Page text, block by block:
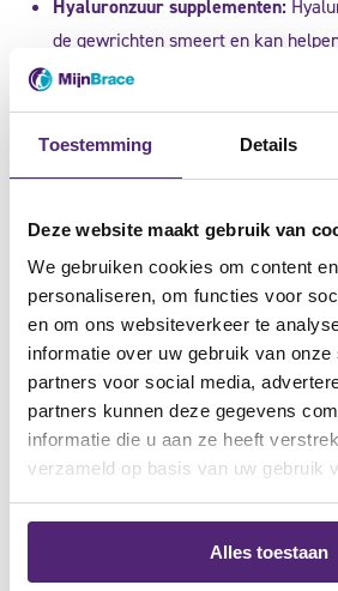
Toestemming Details
Deze website maakt gebruik van
We gebruiken cookies om content
personaliseren, om functies voor
en om ons websiteverkeer te
informatie over uw gebruik van onze
partners voor social media,
partners kunnen deze gegevens
informatie die u aan ze heeft
verzameld op basis van uw gebruik
Alles toestaan
Hyaluronzuur supplementen:
de gewrichten smeert en kan
verminderen. Hoewel hyaluronzuur
geassocieerd met
verlichting bieden bij het Carpaal
de gewrichten soepeler te maken.
om corticosteroïde-injecties toe te
te verminderen en pijn te
kunnen tijdelijke verlichting bieden
ernstige symptomen.
Het is van groot belang om vroegtijdig
omdat onbehandelde symptomen tot
kunnen leiden. Samenwerken met een